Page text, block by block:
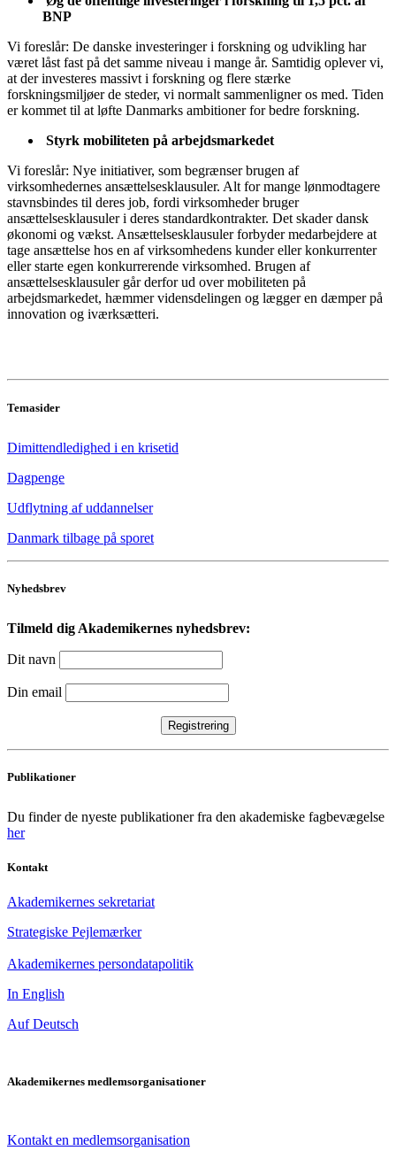
BNP
Vi foreslår: De danske investeringer i forskning og udvikling har
været låst fast på det samme niveau i mange år. Samtidig oplever vi,
at der investeres massivt i forskning og flere stærke
forskningsmiljøer de steder, vi normalt sammenligner os med. Tiden
er kommet til at løfte Danmarks ambitioner for bedre forskning.
Styrk mobiliteten på arbejdsmarkedet
Vi foreslår: Nye initiativer, som begrænser brugen af
virksomhedernes ansættelsesklausuler. Alt for mange lønmodtagere
stavnsbindes til deres job, fordi virksomheder bruger
ansættelsesklausuler i deres standardkontrakter. Det skader dansk
økonomi og vækst. Ansættelsesklausuler forbyder medarbejdere at
tage ansættelse hos en af virksomhedens kunder eller konkurrenter
eller starte egen konkurrerende virksomhed. Brugen af
ansættelsesklausuler går derfor ud over mobiliteten på
arbejdsmarkedet, hæmmer vidensdelingen og lægger en dæmper på
innovation og iværksætteri.
Temasider
Dimittendledighed i en krisetid
Dagpenge
Udflytning af uddannelser
Danmark tilbage på sporet
Nyhedsbrev
Tilmeld dig Akademikernes nyhedsbrev:
Dit navn
Din email
Publikationer
Du finder de nyeste publikationer fra den akademiske fagbevægelse
her
Kontakt
Akademikernes sekretariat
Strategiske Pejlemærker
Akademikernes persondatapolitik
In English
Auf Deutsch
Akademikernes medlemsorganisationer
Kontakt en medlemsorganisation